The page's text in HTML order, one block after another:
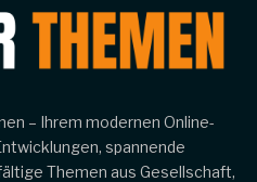
– Ihrem modernen Online-
spannende
Themen aus Gesellschaft,